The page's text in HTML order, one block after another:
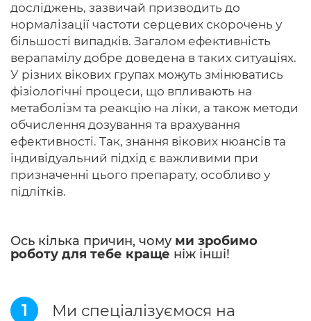
досліджень, зазвичай призводить до
нормалізації частоти серцевих скорочень у
більшості випадків. Загалом ефективність
верапамілу добре доведена в таких ситуаціях.
У різних вікових групах можуть змінюватись
фізіологічні процеси, що впливають на
метаболізм та реакцію на ліки, а також методи
обчислення дозування та врахування
ефективності. Так, знання вікових нюансів та
індивідуальний підхід є важливими при
призначенні цього препарату, особливо у
підлітків.
Ось кілька причин, чому ми зробимо
роботу для тебе краще ніж інші!
1
Ми спеціалізуємося на